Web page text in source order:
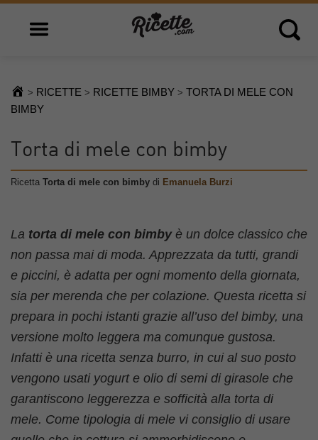
Open main menu Open
> RICETTE > RICETTE BIMBY > TORTA DI MELE CON
BIMBY
Torta di mele con bimby
Ricetta Torta di mele con bimby di Emanuela Burzi
La torta di mele con bimbyè un dolce classico che
non passa mai di moda. Apprezzata da tutti, grandi
e piccini, è adatta per ogni momento della giornata,
sia per merenda che per colazione. Questa ricetta si
prepara in pochi istanti grazie all’uso del bimby, una
versione molto leggera ma comunque gustosa.
Infatti è una ricetta senza burro, in cui al suo posto
vengono usati yogurt e olio di semi di girasole che
garantiscono leggerezza e sofficità alla torta di
mele. Come tipologia di mele vi consiglio di usare